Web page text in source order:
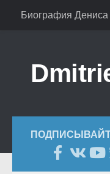
Skip to content
Биография